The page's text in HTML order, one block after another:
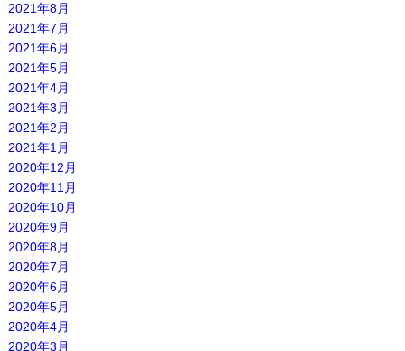
2021年8月
2021年7月
2021年6月
2021年5月
2021年4月
2021年3月
2021年2月
2021年1月
2020年12月
2020年11月
2020年10月
2020年9月
2020年8月
2020年7月
2020年6月
2020年5月
2020年4月
2020年3月